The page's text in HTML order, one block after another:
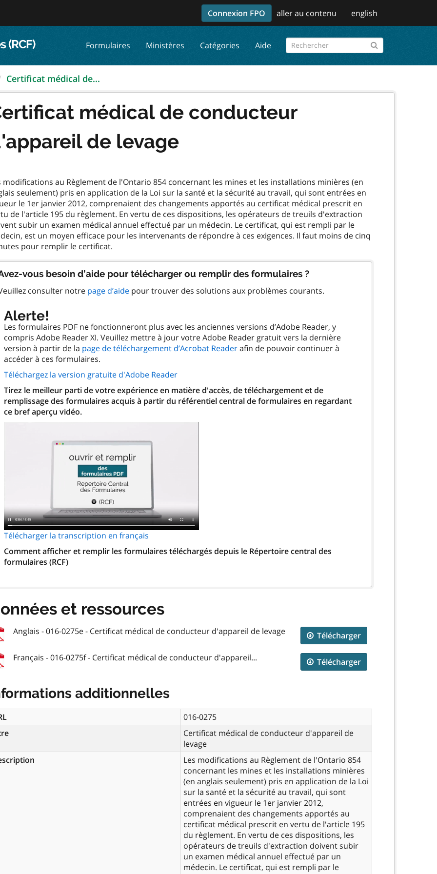
Connexion FPO aller au contenu english
(RCF) Formulaires Ministères Catégories Aide
Certificat médical de...
médical de conducteur
de levage
modifications au Règlement de l'Ontario 854 concernant les mines et les installations minières (en
seulement) pris en application de la Loi sur la santé et la sécurité au travail, qui sont entrées en
le 1er janvier 2012, comprenaient des changements apportés au certificat médical prescrit en
de l'article 195 du règlement. En vertu de ces dispositions, les opérateurs de treuils d'extraction
subir un examen médical annuel effectué par un médecin. Le certificat, qui est rempli par le
est un moyen efficace pour les intervenants de répondre à ces exigences. Il faut moins de cinq
vous besoin d’aide pour télécharger ou remplir des formulaires ?
consulter notre page d’aide pour trouver des solutions aux problèmes courants.
Alerte!
Les formulaires PDF ne fonctionneront plus avec les anciennes versions d’Adobe Reader, y
compris Adobe Reader XI. Veuillez mettre à jour votre Adobe Reader gratuit vers la dernière
version à partir de la page de téléchargement d’Acrobat Readerafin de pouvoir continuer à
accéder à ces formulaires.
Téléchargez la version gratuite d'Adobe Reader
Tirez le meilleur parti de votre expérience en matière d'accès, de téléchargement et de
remplissage des formulaires acquis à partir du référentiel central de formulaires en regardant
ce bref aperçu vidéo.
Télécharger la transcription en français
Comment afficher et remplir les formulaires téléchargés depuis le Répertoire central des
formulaires (RCF)
et ressources
Anglais - 016-0275e - Certificat médical de conducteur d'appareil de levage Télécharger
Français - 016-0275f - Certificat médical de conducteur d'appareil... Télécharger
additionnelles
016-0275
Certificat médical de conducteur d'appareil de
levage
Les modifications au Règlement de l'Ontario 854
concernant les mines et les installations minières
(en anglais seulement) pris en application de la Loi
sur la santé et la sécurité au travail, qui sont
entrées en vigueur le 1er janvier 2012,
comprenaient des changements apportés au
certificat médical prescrit en vertu de l'article 195
du règlement. En vertu de ces dispositions, les
opérateurs de treuils d'extraction doivent subir
un examen médical annuel effectué par un
médecin. Le certificat, qui est rempli par le